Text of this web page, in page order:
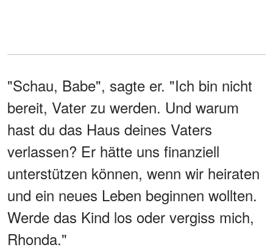
"Schau, Babe", sagte er. "Ich bin nicht
bereit, Vater zu werden. Und warum
hast du das Haus deines Vaters
verlassen? Er hätte uns finanziell
unterstützen können, wenn wir heiraten
und ein neues Leben beginnen wollten.
Werde das Kind los oder vergiss mich,
Rhonda."